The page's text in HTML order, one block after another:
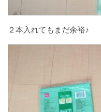
２本入れてもまだ余裕♪